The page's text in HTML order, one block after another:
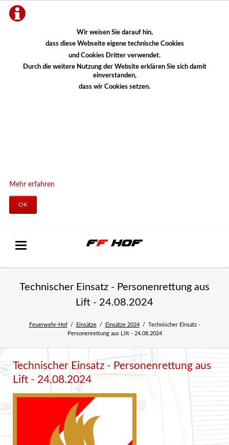
Wir weisen Sie darauf hin,
dass diese Webseite eigene technische Cookies
und Cookies Dritter verwendet.
Durch die weitere Nutzung der Website erklären Sie sich damit
einverstanden,
dass wir Cookies setzen.
Mehr erfahren
OK
Technischer Einsatz - Personenrettung aus
Lift - 24.08.2024
Feuerwehr-Hof Einsätze Einsätze 2024
Technischer Einsatz -
Personenrettung aus Lift - 24.08.2024
Technischer Einsatz - Personenrettung aus
Lift - 24.08.2024